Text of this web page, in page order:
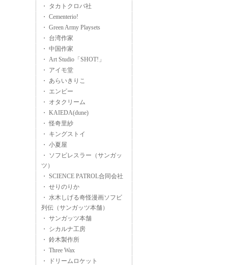
・ タカトクロバ社
・ Cementerio!
・ Green Army Playsets
・ 台湾作家
・ 中国作家
・ Art Studio「SHOT!」
・ アイモ堂
・ あらいきりこ
・ エンビー
・ オタクリーム
・ KAIEDA(dune)
・ 怪奇里紗
・ キングストイ
・ 小夏屋
・ ソフビレスラー（サンガッ
ツ）
・ SCIENCE PATROL合同会社
・ せりのりか
・ 水木しげる奇怪漫画ソフビ
列伝（サンガッツ本舗）
・ サンガッツ本舗
・ シカルナ工房
・ 鈴木製作所
・ Three Wax
・ ドリームロケット